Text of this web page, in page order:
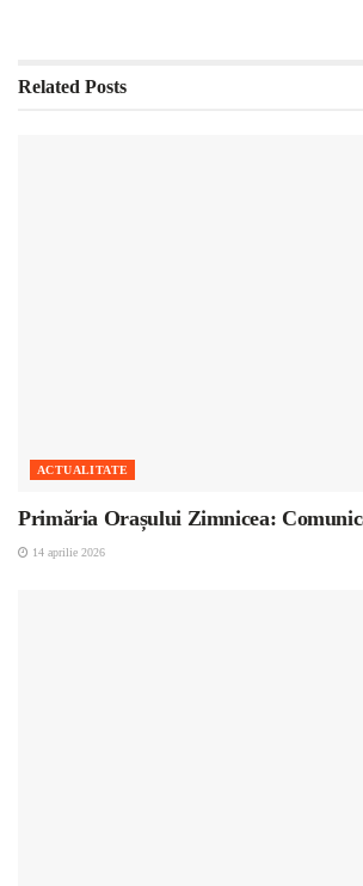
Related Posts
ACTUALITATE
Primăria Orașului Zimnicea:
14 aprilie 2026